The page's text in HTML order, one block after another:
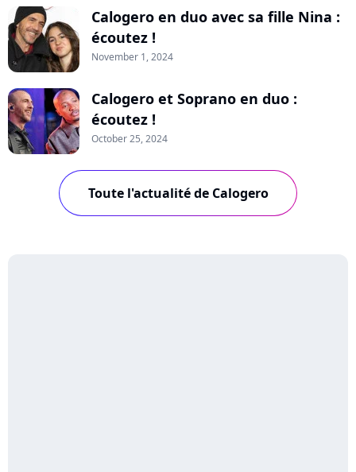
Calogero en duo avec sa fille Nina :
écoutez !
November 1, 2024
Calogero et Soprano en duo :
écoutez !
October 25, 2024
Toute l'actualité de Calogero